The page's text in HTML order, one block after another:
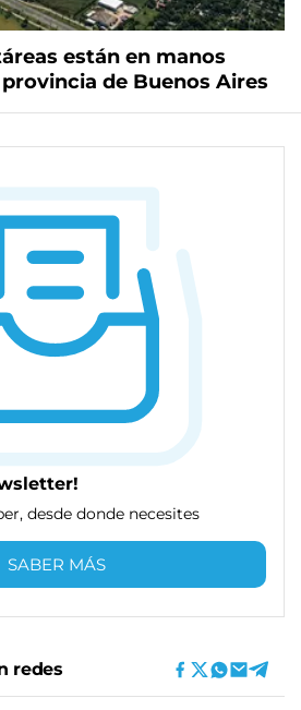
están en manos
de Buenos Aires
desde donde necesites
SABER MÁS
redes